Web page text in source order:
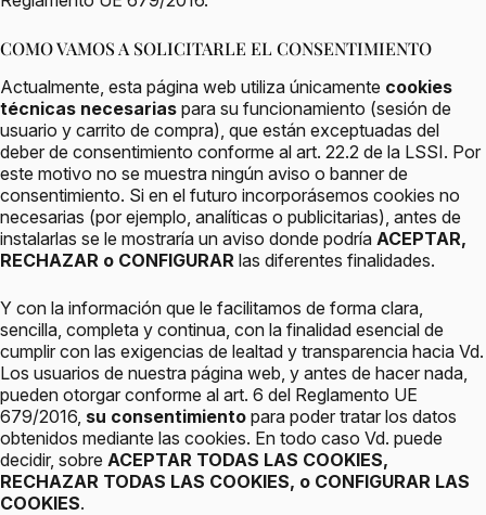
COMO VAMOS A SOLICITARLE EL CONSENTIMIENTO
Actualmente, esta página web utiliza únicamente cookies
técnicas necesarias para su funcionamiento (sesión de
usuario y carrito de compra), que están exceptuadas del
deber de consentimiento conforme al art. 22.2 de la LSSI. Por
este motivo no se muestra ningún aviso o banner de
consentimiento. Si en el futuro incorporásemos cookies no
necesarias (por ejemplo, analíticas o publicitarias), antes de
instalarlas se le mostraría un aviso donde podría ACEPTAR,
RECHAZAR o CONFIGURAR las diferentes finalidades.
Y con la información que le facilitamos de forma clara,
sencilla, completa y continua, con la finalidad esencial de
cumplir con las exigencias de lealtad y transparencia hacia Vd.
Los usuarios de nuestra página web, y antes de hacer nada,
pueden otorgar conforme al art. 6 del Reglamento UE
679/2016, su consentimiento para poder tratar los datos
obtenidos mediante las cookies. En todo caso Vd. puede
decidir, sobre ACEPTAR TODAS LAS COOKIES,
RECHAZAR TODAS LAS COOKIES, o CONFIGURAR LAS
COOKIES.